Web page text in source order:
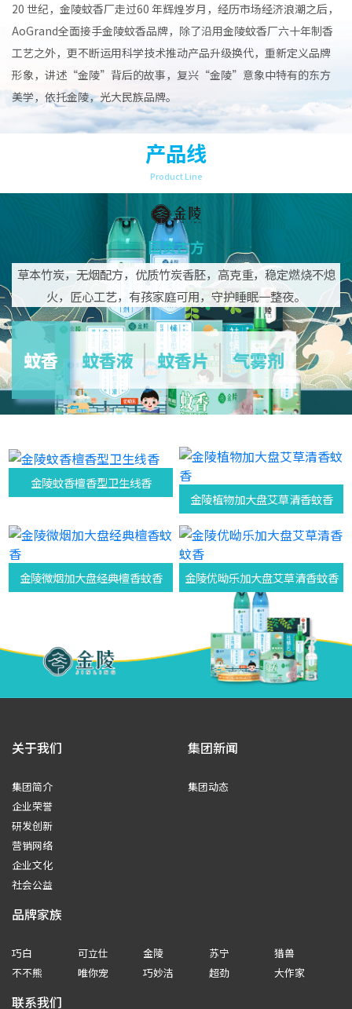
20 世纪，金陵蚊香厂走过60 年辉煌岁月，经历市场经济浪潮之后，
AoGrand全面接手金陵蚊香品牌，除了沿用金陵蚊香厂六十年制香
工艺之外，更不断运用科学技术推动产品升级换代，重新定义品牌
形象，讲述“金陵”背后的故事，复兴“金陵”意象中特有的东方
美学，依托金陵，光大民族品牌。
产品线
Product Line
国货古方
草本竹炭，无烟配方，优质竹炭香胚，高克重，稳定燃烧不熄
火，匠心工艺，有孩家庭可用，守护睡眠一整夜。
蚊香 蚊香液 蚊香片 气雾剂
金陵蚊香檀香型卫生线香
金陵植物加大盘艾草清香蚊香
金陵微烟加大盘经典檀香蚊香 金陵优呦乐加大盘艾草清香蚊香
关于我们
集团简介
企业荣誉
研发创新
营销网络
企业文化
社会公益
品牌家族
巧白 可立仕 金陵 苏宁
猎兽
不不熊
唯你宠 巧妙洁 超劲 大作家
集团新闻
集团动态
联系我们